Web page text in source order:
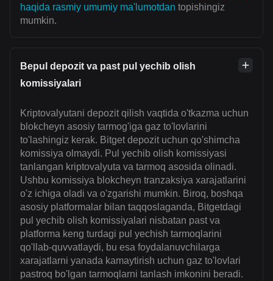
haqida rasmiy umumiy ma'lumotdan topishingiz
mumkin.
Bepul depozit va past pul yechib olish
komissiyalari
Kriptovalyutani depozit qilish vaqtida o'tkazma uchun
blokcheyn asosiy tarmog'iga gaz to'lovlarini
to'lashingiz kerak. Bitget depozit uchun qo'shimcha
komissiya olmaydi. Pul yechib olish komissiyasi
tanlangan kriptovalyuta va tarmoq asosida olinadi.
Ushbu komissiya blokcheyn tranzaksiya xarajatlarini
o'z ichiga oladi va o'zgarishi mumkin. Biroq, boshqa
asosiy platformalar bilan taqqoslaganda, Bitgetdagi
pul yechib olish komissiyalari nisbatan past va
platforma keng turdagi pul yechish tarmoqlarini
qo'llab-quvvatlaydi, bu esa foydalanuvchilarga
xarajatlarni yanada kamaytirish uchun gaz to'lovlari
pastroq bo'lgan tarmoqlarni tanlash imkonini beradi.